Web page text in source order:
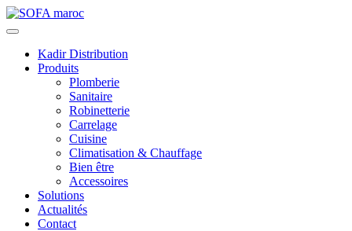
Kadir Distribution
Produits
Plomberie
Sanitaire
Robinetterie
Carrelage
Cuisine
Climatisation & Chauffage
Bien être
Accessoires
Solutions
Actualités
Contact